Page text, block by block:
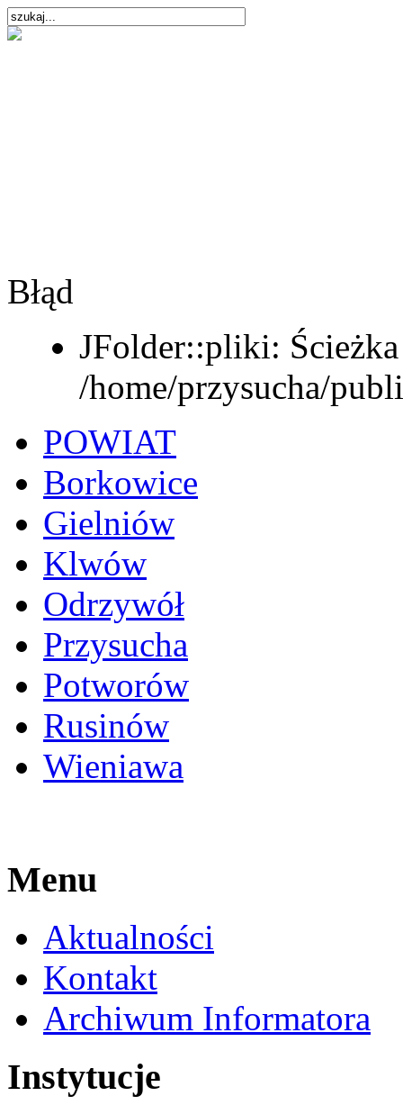
Błąd
JFolder::pliki:
/home/przysucha/
POWIAT
Borkowice
Gielniów
Klwów
Odrzywół
Przysucha
Potworów
Rusinów
Wieniawa
Menu
Aktualności
Kontakt
Archiwum Informatora
Instytucje